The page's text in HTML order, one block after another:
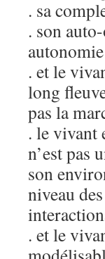
. sa
. son
. et le
long
pas la
. le vivant
n’est pas
son
niveau
. et le